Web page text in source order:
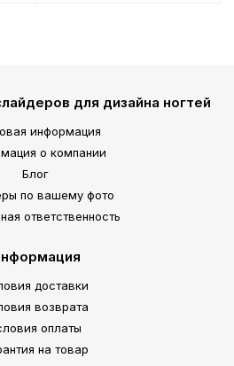
для дизайна ногтей
информация
о компании
Блог
по вашему фото
ответственность
доставки
возврата
оплаты
на товар